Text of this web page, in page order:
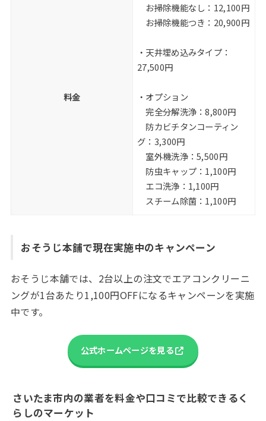
料金
お掃除機能なし：12,100円
お掃除機能つき：20,900円
・天井埋め込みタイプ：
27,500円
・オプション
完全分解洗浄：8,800円
防カビチタンコーティン
グ：3,300円
室外機洗浄：5,500円
防虫キャップ：1,100円
エコ洗浄：1,100円
スチーム除菌：1,100円
おそうじ本舗で現在実施中のキャンペーン
おそうじ本舗では、2台以上の注文でエアコンクリーニ
ングが1台あたり1,100円OFFになるキャンペーンを実施
中です。
公式ホームページを見る
さいたま市内の業者を料金や口コミで比較できるく
らしのマーケット